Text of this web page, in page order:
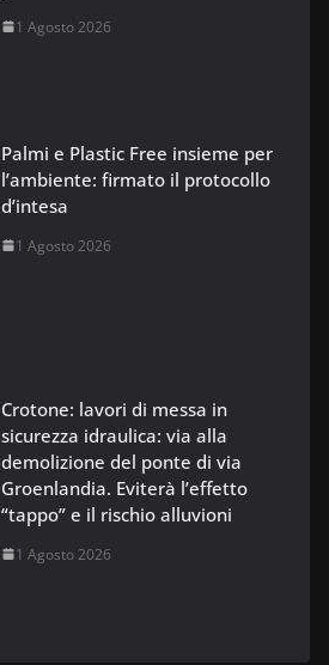
1 Agosto 2026
Palmi e Plastic Free insieme per
l’ambiente: firmato il protocollo
d’intesa
1 Agosto 2026
Crotone: lavori di messa in
sicurezza idraulica: via alla
demolizione del ponte di via
Groenlandia. Eviterà l’effetto
“tappo” e il rischio alluvioni
1 Agosto 2026